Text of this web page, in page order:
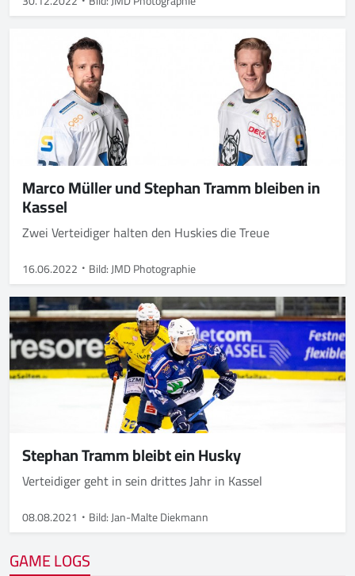
Marco Müller und Stephan Tramm bleiben in
Kassel
Zwei Verteidiger halten den Huskies die Treue
16.06.2022 Bild: JMD Photographie
Stephan Tramm bleibt ein Husky
Verteidiger geht in sein drittes Jahr in Kassel
08.08.2021 Bild: Jan-Malte Diekmann
GAME LOGS